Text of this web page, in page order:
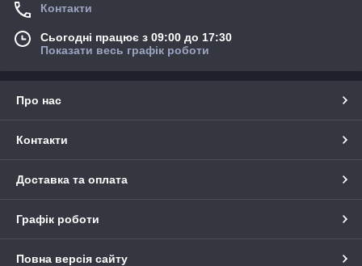
Контакти
Сьогодні працює з 09:00 до 17:30
Показати весь графік роботи
Про нас
Контакти
Доставка та оплата
Графік роботи
Повна версія сайту